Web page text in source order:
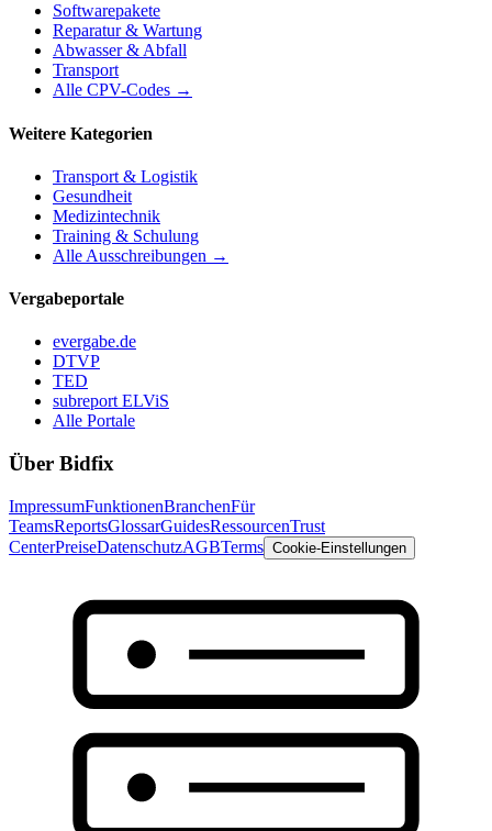
Softwarepakete
Reparatur & Wartung
Abwasser & Abfall
Transport
Alle CPV-Codes →
Weitere Kategorien
Transport & Logistik
Gesundheit
Medizintechnik
Training & Schulung
Alle Ausschreibungen →
Vergabeportale
evergabe.de
DTVP
TED
subreport ELViS
Alle Portale
Über Bidfix
ImpressumFunktionenBranchenFür
TeamsReportsGlossarGuidesRessourcenTrust
CenterPreiseDatenschutzAGBTerms Cookie-Einstellungen